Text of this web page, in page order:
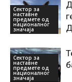
Сектор за
наставне
предмете од
националног
значаја
Сектор за
наставне
предмете од
националног
значаја